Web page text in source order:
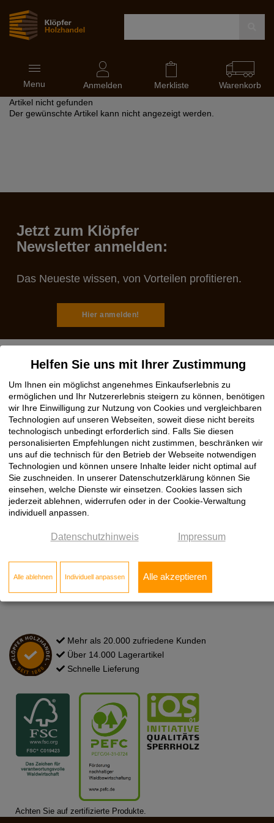
Navigation
ein-
und
ausblenden
Menu Anmelden Merkliste
Warenkorb
Artikel nicht gefunden
Der gewünschte Artikel kann nicht angezeigt werden.
Jetzt zum Klöpfer
Newsletter anmelden:
Das Neueste wissen, von Vorteilen profitieren.
Hier anmelden!
Rechtliches
Impressum
AGB
Datenschutz
Cookie Einstellungen
Hilfe
Registrierung / Anmeldung
Kontakt zum Standort
FAQ
Mehr als 20.000 zufriedene Kunden
Über 14.000 Lagerartikel
Schnelle Lieferung
Achten Sie auf zertifizierte Produkte.
Helfen Sie uns mit Ihrer Zustimmung
Um Ihnen ein möglichst angenehmes Einkaufserlebnis zu
ermöglichen und Ihr Nutzererlebnis steigern zu können, benötigen
wir Ihre Einwilligung zur Nutzung von Cookies und vergleichbaren
Technologien auf unseren Webseiten, soweit diese nicht bereits
technologisch unbedingt erforderlich sind. Falls Sie diesen
personalisierten Empfehlungen nicht zustimmen, beschränken wir
uns auf die technisch für den Betrieb der Webseite notwendigen
Technologien und können unsere Inhalte leider nicht optimal auf
Sie zuschneiden. In unserer Datenschutzerklärung können Sie
einsehen, welche Dienste wir einsetzen. Cookies lassen sich
jederzeit ablehnen, widerrufen oder in der Cookie-Verwaltung
individuell anpassen.
Datenschutzhinweis Impressum
Alle ablehnen Individuell anpassen Alle akzeptieren